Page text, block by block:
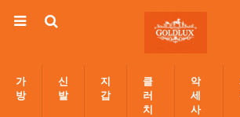
가
방
신
발
지
갑
클
러
치
악
세
사